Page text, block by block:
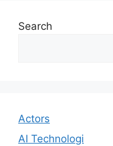
Search
Actors
AI Technologi